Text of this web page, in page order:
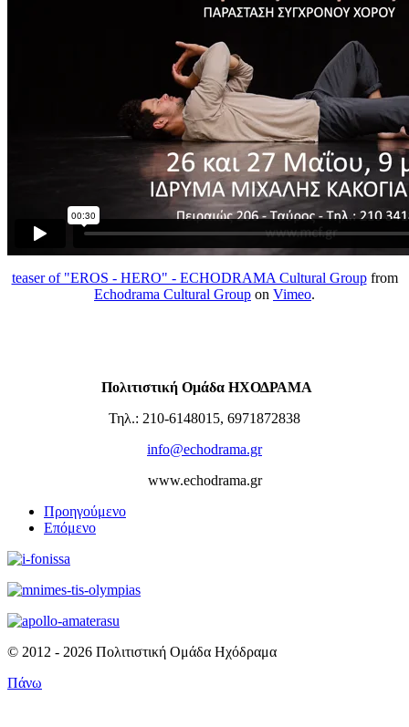
teaser of "EROS - HERO" - ECHODRAMA Cultural Groupfrom
Echodrama Cultural Group on Vimeo.
Πολιτιστική Ομάδα ΗΧΟΔΡΑΜΑ
Τηλ.: 210-6148015, 6971872838
info@echodrama.gr
www.echodrama.gr
Προηγούμενο
Επόμενο
© 2012 - 2026 Πολιτιστική Ομάδα Ηχόδραμα
Πάνω